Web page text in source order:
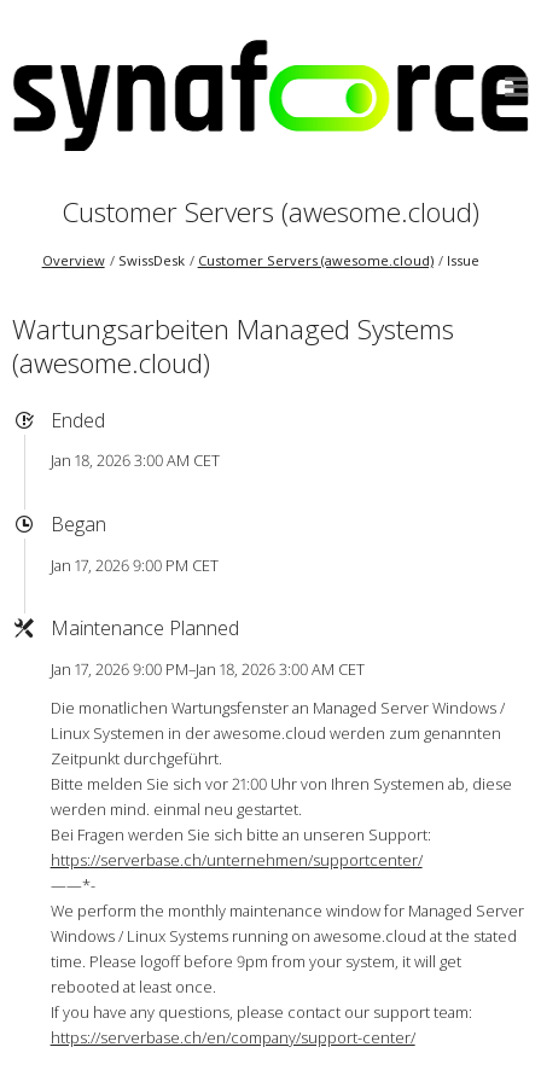
Customer Servers (awesome.cloud)
Overview SwissDesk Customer Servers (awesome.cloud) Issue
Wartungsarbeiten Managed Systems
(awesome.cloud)
Ended
Jan 18, 2026 3:00 AM CET
Began
Jan 17, 2026 9:00 PM CET
Maintenance Planned
Jan 17, 2026 9:00 PM–Jan 18, 2026 3:00 AM CET
Die monatlichen Wartungsfenster an Managed Server Windows /
Linux Systemen in der awesome.cloud werden zum genannten
Zeitpunkt durchgeführt.
Bitte melden Sie sich vor 21:00 Uhr von Ihren Systemen ab, diese
werden mind. einmal neu gestartet.
Bei Fragen werden Sie sich bitte an unseren Support:
https://serverbase.ch/unternehmen/supportcenter/
——*-
We perform the monthly maintenance window for Managed Server
Windows / Linux Systems running on awesome.cloud at the stated
time. Please logoff before 9pm from your system, it will get
rebooted at least once.
If you have any questions, please contact our support team:
https://serverbase.ch/en/company/support-center/